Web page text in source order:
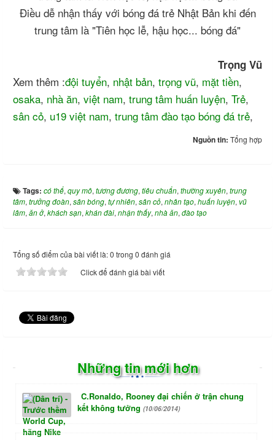
Điều dễ nhận thấy với bóng đá trẻ Nhật Bản khi đến
trung tâm là "Tiên học lễ, hậu học... bóng đá"
Trọng Vũ
Xem thêm :đội tuyển, nhật bản, trọng vũ, mặt tiền,
osaka, nhà ăn, việt nam, trung tâm huấn luyện, Trẻ,
sân cỏ, u19 việt nam, trung tâm đào tạo bóng đá trẻ,
Nguồn tin: Tổng hợp
Tags: có thể, quy mô, tương đương, tiêu chuẩn, thường xuyên, trung
tâm, trưởng đoàn, sân bóng, tự nhiên, sân cỏ, nhân tạo, huấn luyện, vũ
lâm, ăn ở, khách sạn, khán đài, nhận thấy, nhà ăn, đào tạo
Tổng số điểm của bài viết là: 0 trong 0 đánh giá
Click để đánh giá bài viết
Những tin mới hơn
C.Ronaldo, Rooney đại chiến ở trận chung
kết không tưởng (10/06/2014)